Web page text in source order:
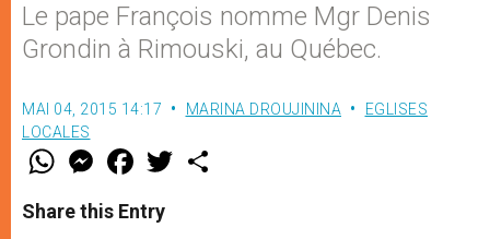
Le pape François nomme Mgr Denis
Grondin à Rimouski, au Québec.
MAI 04, 2015 14:17 MARINA DROUJININA
EGLISES
LOCALES
W
t
s
M
e
s
e
F
a
e
b
w
Share this Entry